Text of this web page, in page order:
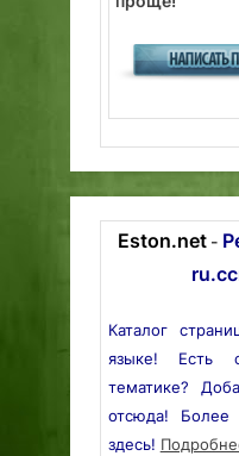
Eston.net-
Каталог
языке! Есть
тематике?
отсюда! Более
здесь!